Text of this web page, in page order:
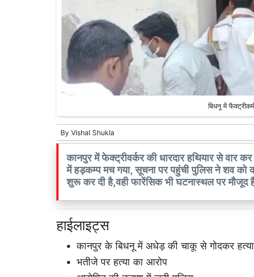
बिधनू में
By Vishal Shukla
कानपुर में फेक्ट्रीवर्कर की धारदार हथियार से वार
में हड़कम्प मच गया, सूचना पर पहुंची पुलिस ने शव को
शुरू कर दी है,वही फारेंसिक भी घटनास्थल पर मौजूद
हाईलाइट्स
कानपुर के बिधनू में अधेड़ की चाकू से गोदकर हत्या
भतीजे पर हत्या का आरोप